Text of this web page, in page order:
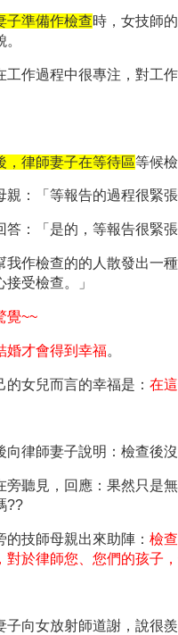
子準備作檢查時，女技師
工作過程中很專注，對工
，律師妻子在等待區等候
親：「等報告的過程很緊
答：「是的，等報告很緊張
我作檢查的的人散發出一
受檢查。」
覺~~
婚才會得到幸福。
的女兒而言的幸福是： 在
向律師妻子說明：檢查後沒
旁聽見，回應：果然只是
??
的技師母親出來助陣： 檢
對於律師您、您們的孩子
子向女放射師道謝，說很